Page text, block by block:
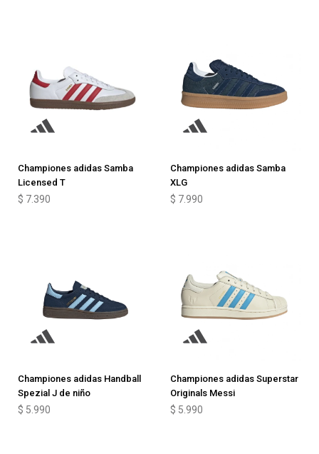
Championes adidas Samba
Licensed T
$ 7.390
Championes adidas Samba
XLG
$ 7.990
Championes adidas Handball
Spezial J de niño
$ 5.990
Championes adidas Superstar
Originals Messi
$ 5.990